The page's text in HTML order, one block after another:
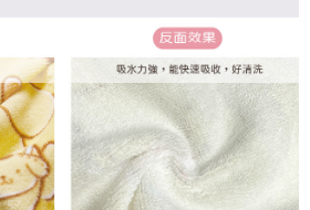
以上)免運費
以上)免運費